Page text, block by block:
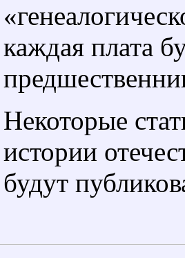
каждая плата
Некоторые
истории
будут